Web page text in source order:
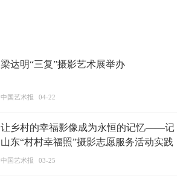
梁达明“三复”摄影艺术展举办
中国艺术报 04-22
让乡村的幸福影像成为永恒的记忆——记
山东“村村幸福照”摄影志愿服务活动实践
中国艺术报 03-25